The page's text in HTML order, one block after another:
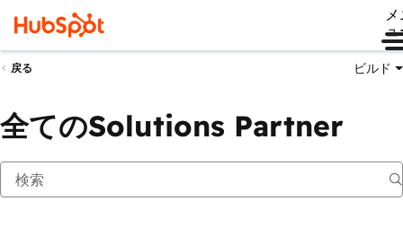
ュ
戻る ビルド
全てのSolutions Partner